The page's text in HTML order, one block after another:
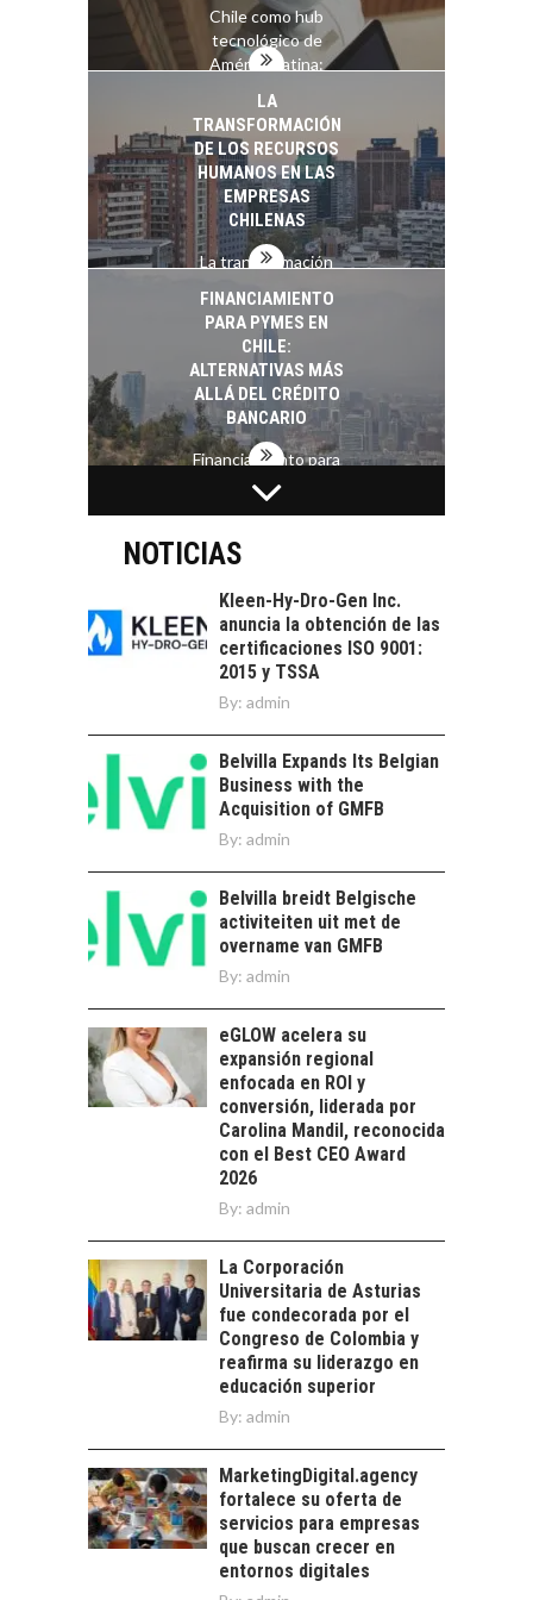
Chile como hub
tecnológico de
América Latina:
LA
TRANSFORMACIÓN
DE LOS RECURSOS
HUMANOS EN LAS
EMPRESAS
CHILENAS
La transformación
recursos humanos en
las empresas…
FINANCIAMIENTO
PARA PYMES EN
CHILE:
ALTERNATIVAS MÁS
ALLÁ DEL CRÉDITO
BANCARIO
Financiamiento para
pymes en Chile:
alternativas que
crédito…
EL CRECIMIENTO DE
LOS SERVICIOS
DIGITALES
EXPORTADOS DESDE
CHILE
El auge de las
exportaciones de
servicios digitales en
Chile:…
TURISMO EN EL
ATACAMA:
OPORTUNIDADES
PARA EL
DESARROLLO LOCAL
Atacama: Motor
Estratégico para el
Desarrollo Turístico…
LA IMPORTANCIA DE
DIVERSIFICAR LAS
EXPORTACIONES
La diversificación de
las exportaciones
chilenas: clave para un
crecimiento…
CHILE COMO HUB
TECNOLÓGICO DE
AMÉRICA LATINA:
AVANCES Y DESAFÍOS
Chile como hub
avances y desafíos…
LA
TRANSFORMACIÓN
DE LOS RECURSOS
HUMANOS EN LAS
EMPRESAS
CHILENAS
La transformación
estratégica de los
recursos humanos en
las empresas…
FINANCIAMIENTO
PARA PYMES EN
CHILE:
ALTERNATIVAS MÁS
ALLÁ DEL CRÉDITO
NOTICIAS
Kleen-Hy-Dro-Gen Inc.
anuncia la obtención de las
certificaciones ISO 9001:
2015 y TSSA
By: admin
Belvilla Expands Its Belgian
Business with the
Acquisition of GMFB
By: admin
Belvilla breidt Belgische
activiteiten uit met de
overname van GMFB
By: admin
eGLOW acelera su
expansión regional
enfocada en ROI y
conversión, liderada por
Carolina Mandil, reconocida
con el Best CEO Award
2026
By: admin
La Corporación
Universitaria de Asturias
fue condecorada por el
Congreso de Colombia y
reafirma su liderazgo en
educación superior
By: admin
MarketingDigital.agency
fortalece su oferta de
servicios para empresas
que buscan crecer en
entornos digitales